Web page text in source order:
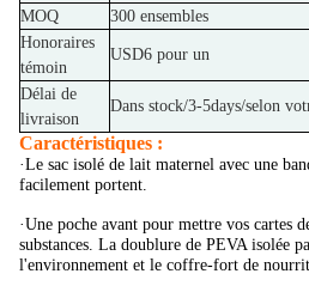
MOQ
300 ensembles
Honoraires
témoin
USD6 pour un
Délai de
livraison
Dans stock/3-5days/selon
Caractéristiques :
·Le sac isolé de lait maternel avec une
facilement portent.
·Une poche avant pour mettre vos cartes
substances. La doublure de PEVA isolée
l'environnement et le coffre-fort de